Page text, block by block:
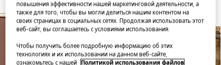
повышения эффективности нашей маркетинговой деятельности, а
также для того, чтобы вы могли делиться нашим контентом на
своих страницах в социальных сетях. Продолжая использовать этот
веб-сайт, вы соглашаетесь с условиями использования.
Чтобы получить более подробную информацию об этих
технологиях и их использовании на данном веб-сайте,
ознакомьтесь с нашей
Политикой использования файлов